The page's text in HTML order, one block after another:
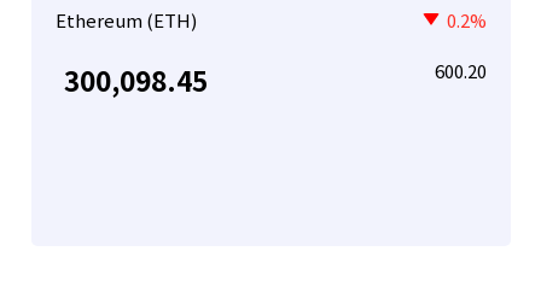
Ethereum (ETH) 0.2%
300,098.45 600.20